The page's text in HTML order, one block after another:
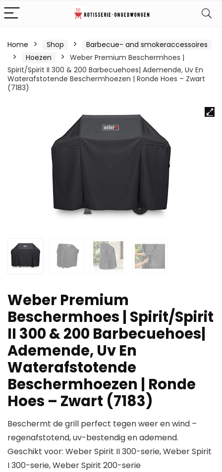
Home Shop
Barbecue- and smokeraccessoires
Hoezen
Weber Premium Beschermhoes |
Spirit/Spirit II 300 & 200 Barbecuehoes| Ademende, Uv En
Waterafstotende Beschermhoezen | Ronde Hoes – Zwart
(7183)
Weber Premium
Beschermhoes | Spirit/Spirit
II 300 & 200 Barbecuehoes|
Ademende, Uv En
Waterafstotende
Beschermhoezen | Ronde
Hoes – Zwart (7183)
Beschermt de grill perfect tegen weer en wind –
regenafstotend, uv-bestendig en ademend.
Geschikt voor: Weber Spirit II 300-serie, Weber Spirit
I 300-serie, Weber Spirit 200-serie